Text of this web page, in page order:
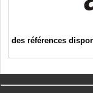
des références